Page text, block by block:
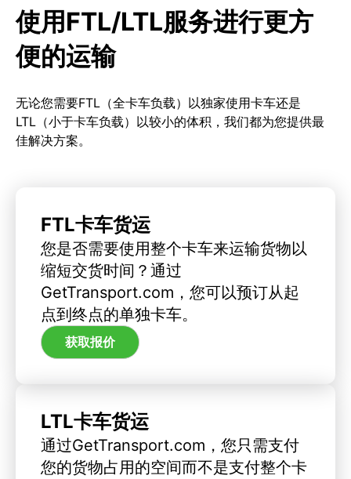
使用FTL/LTL服务进行更方
便的运输
无论您需要FTL（全卡车负载）以独家使用卡车还是
LTL（小于卡车负载）以较小的体积，我们都为您提供最
佳解决方案。
FTL卡车货运
您是否需要使用整个卡车来运输货物以
缩短交货时间？通过
GetTransport.com，您可以预订从起
点到终点的单独卡车。
获取报价
LTL卡车货运
通过GetTransport.com，您只需支付
您的货物占用的空间而不是支付整个卡